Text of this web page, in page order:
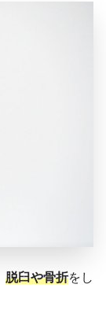
脱臼や骨折をし